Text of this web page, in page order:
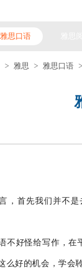
雅思口语
> 雅思 > 雅思口语
，首先我们并不
不好怪给写作，在
么好的机会，学会